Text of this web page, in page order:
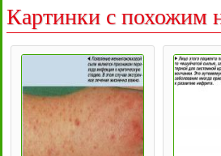
Картинки с похожим